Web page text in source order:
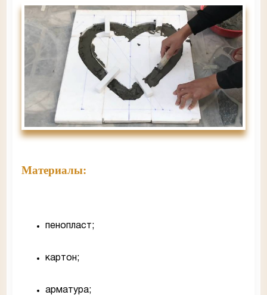
Материалы:
пенопласт;
картон;
арматура;